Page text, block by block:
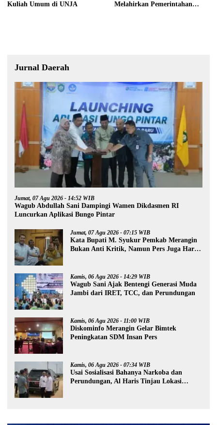
Kuliah Umum di UNJA
Melahirkan Pemerintahan
Jurnal Daerah
Jumat, 07 Agu 2026 - 14:52 WIB
Wagub Abdullah Sani Dampingi Wamen Dikdasmen RI
Luncurkan Aplikasi Bungo Pintar
Jumat, 07 Agu 2026 - 07:15 WIB
Kata Bupati M. Syukur Pemkab Merangin
Bukan Anti Kritik, Namun Pers Juga Harus
Kamis, 06 Agu 2026 - 14:29 WIB
Wagub Sani Ajak Bentengi Generasi Muda
Jambi dari IRET, TCC, dan Perundungan
Kamis, 06 Agu 2026 - 11:00 WIB
Diskominfo Merangin Gelar Bimtek
Peningkatan SDM Insan Pers
Kamis, 06 Agu 2026 - 07:34 WIB
Usai Sosialisasi Bahanya Narkoba dan
Perundungan, Al Haris Tinjau Lokasi